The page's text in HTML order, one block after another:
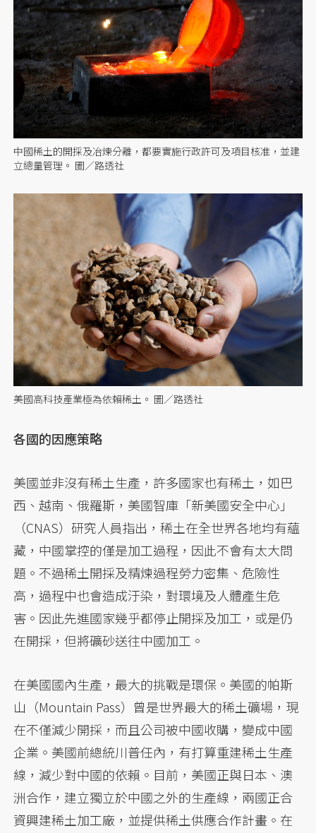
中國稀土的開採及冶煉分離，都要實施行政許可及項目核准，並建
立總量管理。 圖／路透社
美國高科技產業極為依賴稀土。 圖／路透社
各國的因應策略
美國並非沒有稀土生產，許多國家也有稀土，如巴
西、越南、俄羅斯，美國智庫「新美國安全中心」
（CNAS）研究人員指出，稀土在全世界各地均有蘊
藏，中國掌控的僅是加工過程，因此不會有太大問
題。不過稀土開採及精煉過程勞力密集、危險性
高，過程中也會造成汙染，對環境及人體產生危
害。因此先進國家幾乎都停止開採及加工，或是仍
在開採，但將礦砂送往中國加工。
在美國國內生產，最大的挑戰是環保。美國的帕斯
山（Mountain Pass）曾是世界最大的稀土礦場，現
在不僅減少開採，而且公司被中國收購，變成中國
企業。美國前總統川普任內，有打算重建稀土生產
線，減少對中國的依賴。目前，美國正與日本、澳
洲合作，建立獨立於中國之外的生產線，兩國正合
資興建稀土加工廠，並提供稀土供應合作計畫。在